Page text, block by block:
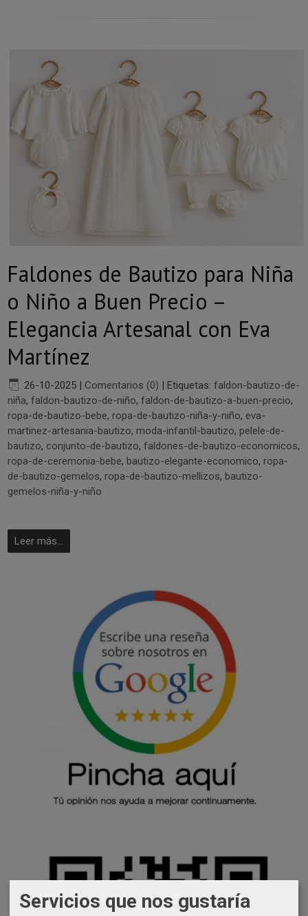
Faldones de Bautizo para Niña
o Niño a Buen Precio –
Elegancia Artesanal con Eva
Martínez
26-10-2025 | Comentarios (0) | Etiquetas: faldon-bautizo-de-
niña, faldon-bautizo-de-niño, faldon-de-bautizo-a-buen-precio,
ropa-de-bautizo-bebe, ropa-de-bautizo-niña-y-niño, eva-
martinez-artesania-bautizo, moda-infantil-bautizo, pelele-de-
bautizo, conjunto-de-bautizo, faldones-de-bautizo-economicos,
ropa-de-ceremonia-bebe, bautizo-elegante-economico, ropa-
de-bautizo-gemelos, ropa-de-bautizo-mellizos, bautizo-
gemelos-niña-y-niño
Leer más...
Servicios que nos gustaría